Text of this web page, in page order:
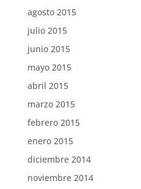
agosto 2015
julio 2015
junio 2015
mayo 2015
abril 2015
marzo 2015
febrero 2015
enero 2015
diciembre 2014
noviembre 2014